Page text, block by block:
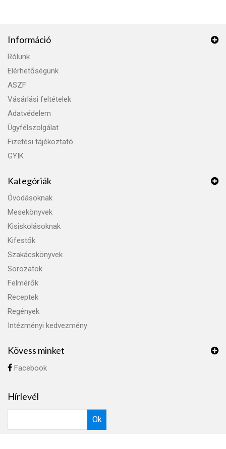
Információ
Rólunk
Elérhetőségünk
ASZF
Vásárlási feltételek
Adatvédelem
Ügyfélszolgálat
Fizetési tájékoztató
GYIK
Kategóriák
Óvodásoknak
Mesekönyvek
Kisiskolásoknak
Kifestők
Szakácskönyvek
Sorozatok
Felmérők
Receptek
Regények
Intézményi kedvezmény
Kövess minket
Facebook
Hírlevél
Ok